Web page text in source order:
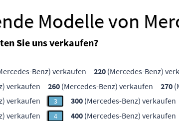
Modelle von
Sie uns verkaufen?
Benz) verkaufen 220 (Mercedes-Benz)
verkaufen 260 (Mercedes-Benz) verkaufen 270
verkaufen 3 300 (Mercedes-Benz) verkaufen
verkaufen 4 400 (Mercedes-Benz) verkaufen